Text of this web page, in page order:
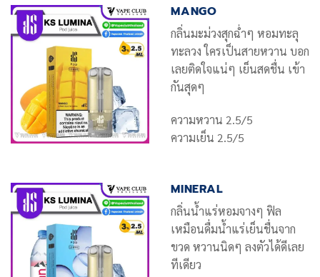
MANGO
กลิ่นมะม่วงสุกฉ่ำๆ หอมทะลุ
ทะลวง ใครเป็นสายหวาน บอก
เลยติดใจแน่ๆ เย็นสดชื่น เข้า
กันสุดๆ
ความหวาน 2.5/5
ความเย็น 2.5/5
MINERAL
กลิ่นน้ำแร่หอมจางๆ ฟิล
เหมือนดื่มน้ำแร่เย็นชื่นจาก
ขวด หวานนิดๆ ลงตัวได้ดีเลย
ทีเดียว